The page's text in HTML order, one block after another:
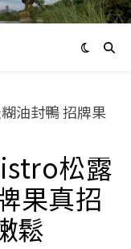
松露
果真招
鬆